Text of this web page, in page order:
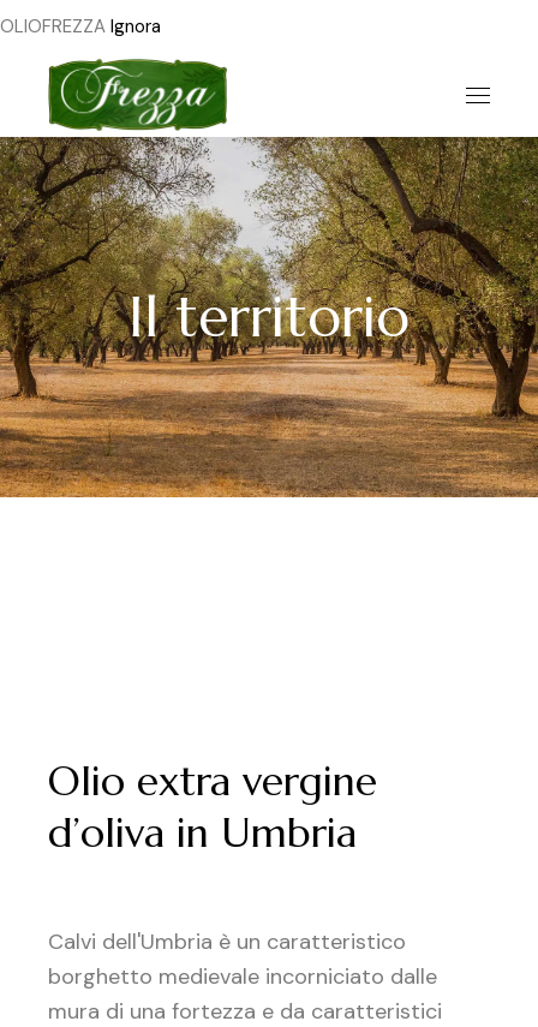
OLIOFREZZA Ignora
Il territorio
Olio extra vergine
d’oliva in Umbria
Calvi dell'Umbria è un caratteristico
borghetto medievale incorniciato dalle
mura di una fortezza e da caratteristici